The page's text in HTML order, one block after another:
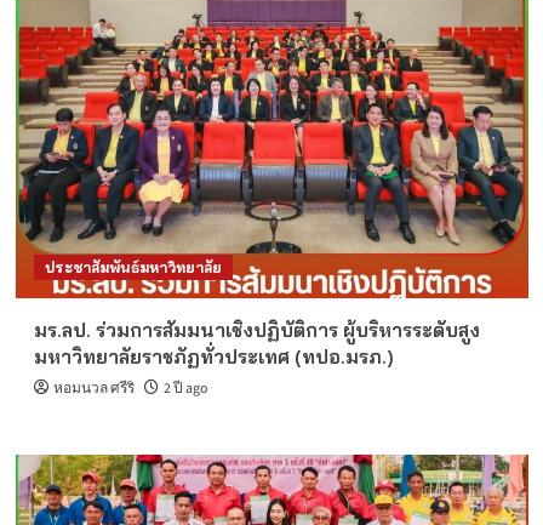
ประชาสัมพันธ์มหาวิทยาลัย
มร.ลป. ร่วมการสัมมนาเชิงปฏิบัติการ ผู้บริหารระดับสูง
มหาวิทยาลัยราชภัฏทั่วประเทศ (ทปอ.มรภ.)
หอมนวล ศรีริ 2 ปี ago